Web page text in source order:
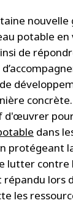
nouvelle
potable en
de
d'œuvrer
dans
protégeant
lutter
lors
les